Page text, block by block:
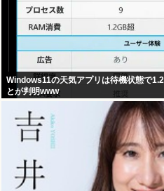
Windows11の天気アプリは待機状態で
とが判明www